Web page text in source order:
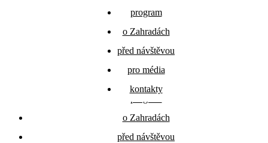
o Zahradách
před návštěvou
program
o Zahradách
před návštěvou
pro média
kontakty
program
o Zahradách
před návštěvou
pro média
kontakty